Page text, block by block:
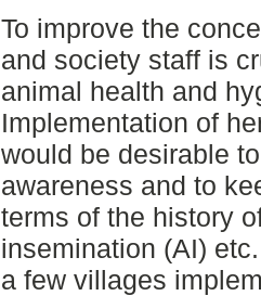
To improve the
and society staff is
animal health and
Implementation of
would be desirable
awareness and to
terms of the history
insemination (AI)
a few villages